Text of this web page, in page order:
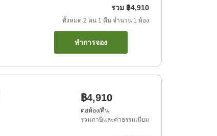
รวม ฿4,910
ทั้งหมด 2 คน 1 คืน จำนวน 1 ห้อง
ทำการจอง
฿4,910
ต่อห้อง/คืน
รวมภาษีและค่าธรรมเนียม